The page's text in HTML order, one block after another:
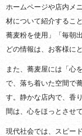
ホームページや店内メ
材について紹介するこ
蕎麦粉を使用」「毎朝
どの情報は、お客様に
また、蕎麦屋には「心
で、落ち着いた空間で
す。静かな店内で、香
間は、心をほっとさせ
現代社会では、スピー